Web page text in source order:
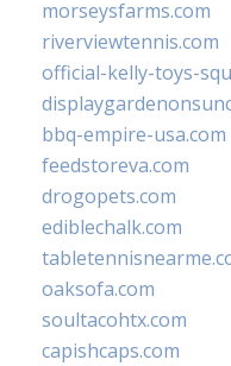
morseysfarms.com
riverviewtennis.com
official-kelly-toys-
bbq-empire-usa.com
feedstoreva.com
drogopets.com
ediblechalk.com
oaksofa.com
soultacohtx.com
capishcaps.com